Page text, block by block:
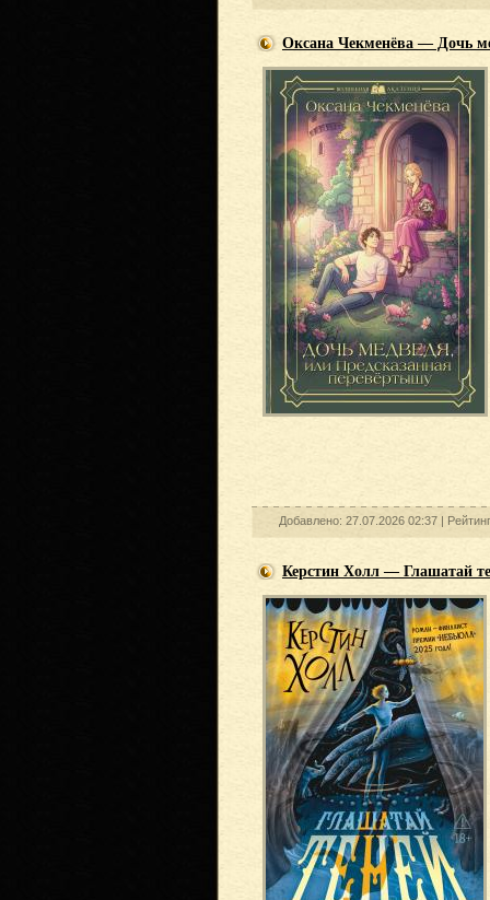
Оксана Чекменёва — Дочь
Добавлено: 27.07.2026 02:37 |
Керстин Холл — Глашатай